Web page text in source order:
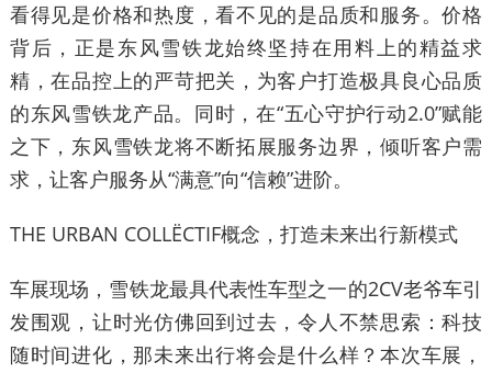
看得见是价格和热度，看不见的是品质和服务。价格
背后，正是东风雪铁龙始终坚持在用料上的精益求
精，在品控上的严苛把关，为客户打造极具良心品质
的东风雪铁龙产品。同时，在“五心守护行动2.0”赋能
之下，东风雪铁龙将不断拓展服务边界，倾听客户需
求，让客户服务从“满意”向“信赖”进阶。
THE URBAN COLLËCTIF概念，打造未来出行新模式
车展现场，雪铁龙最具代表性车型之一的2CV老爷车引
发围观，让时光仿佛回到过去，令人不禁思索：科技
随时间进化，那未来出行将会是什么样？本次车展，